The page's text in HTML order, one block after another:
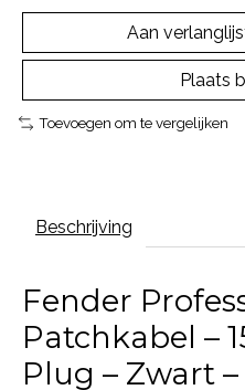
Aan
Plaats
Toevoegen om te vergelijken
Beschrijving
Fender
Patchkabel –
Plug – Zwart